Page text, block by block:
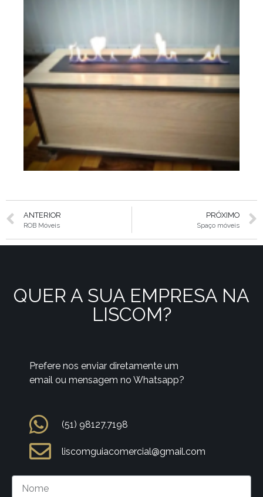
ANTERIOR
ROB Móveis
PRÓXIMO
Spaço móveis
QUER A SUA EMPRESA NA
LISCOM?
Prefere nos enviar diretamente um
email ou mensagem no Whatsapp?
(51) 98127.7198
liscomguiacomercial@gmail.com